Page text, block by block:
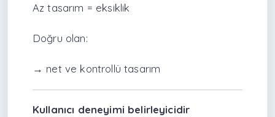
Az tasarım = eksiklik
Doğru olan:
→ net ve kontrollü tasarım
Kullanıcı deneyimi belirleyicidir